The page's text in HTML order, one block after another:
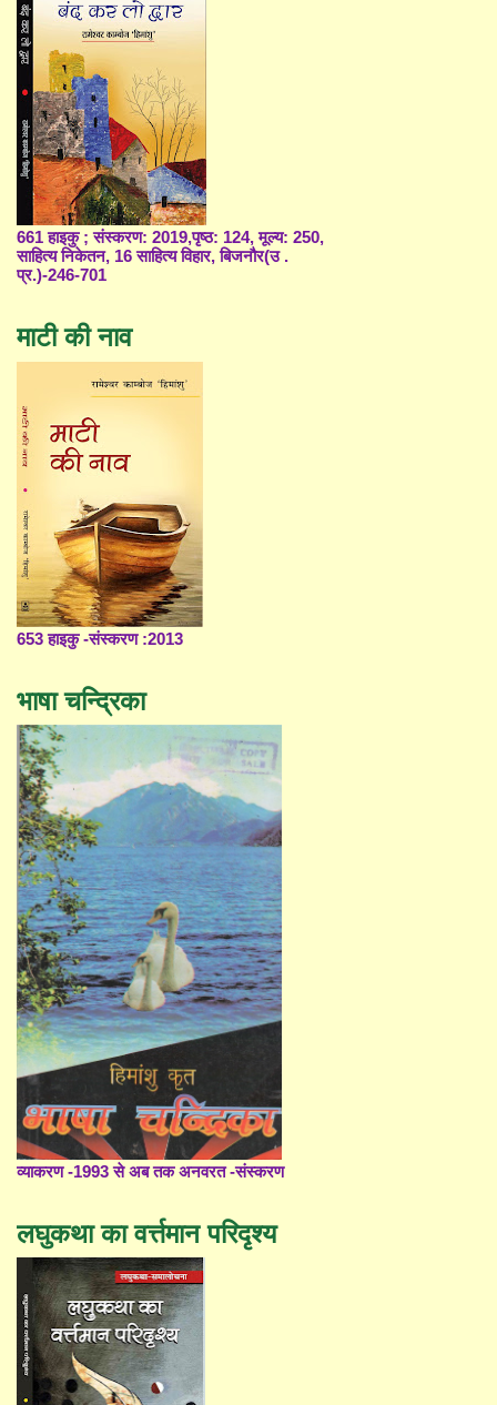
661 हाइकु ; संस्करण: 2019,पृष्ठ: 124, मूल्य: 250,
साहित्य निकेतन, 16 साहित्य विहार, बिजनौर(उ .
प्र.)-246-701
माटी की नाव
653 हाइकु -संस्करण :2013
भाषा चन्द्रिका
व्याकरण -1993 से अब तक अनवरत -संस्करण
लघुकथा का वर्त्तमान परिदृश्य